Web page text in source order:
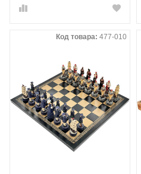
Код товара: 477-010